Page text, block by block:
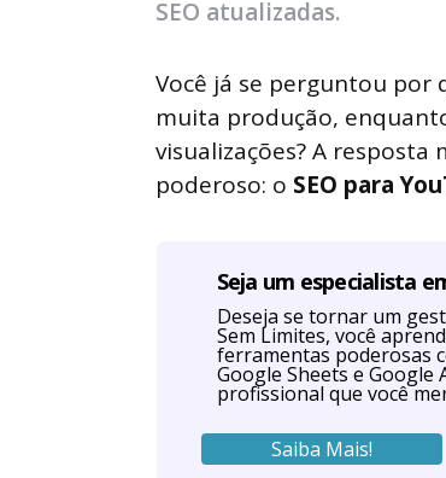
SEO atualizadas.
Você já se perguntou por
muita produção,
visualizações? A
poderoso: o SEO para
Seja um especialista
Deseja se tornar um
Sem Limites, você
ferramentas poderosas
Google Sheets e Google
profissional que você
Saiba Mais!